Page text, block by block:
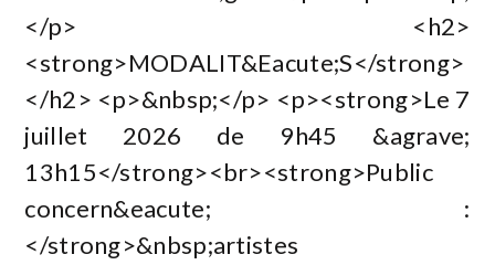
</p> <h2>
<strong>MODALIT&Eacute;S</strong>
</h2> <p>&nbsp;</p> <p><strong>Le 7
juillet 2026 de 9h45 &agrave;
13h15</strong><br><strong>Public
concern&eacute; :
</strong>&nbsp;artistes